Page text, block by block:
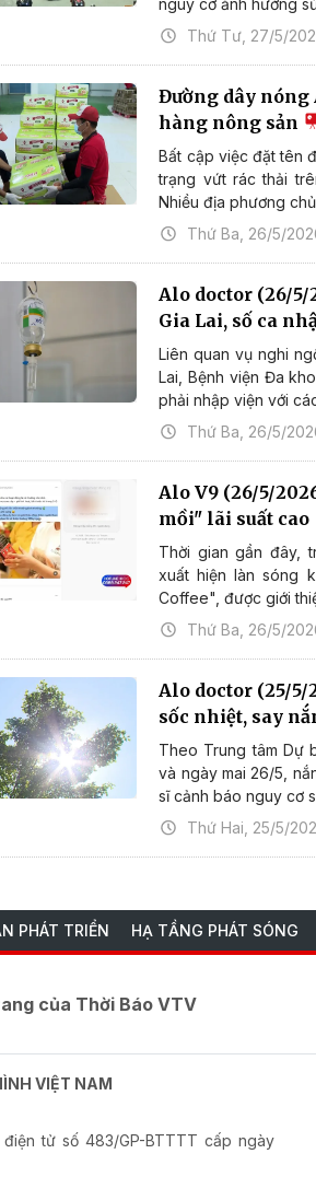
nguy cơ ảnh hưởng
Thứ Tư, 27/5/
Đường dây nóng
hàng nông sản
Bất cập việc đặt tên
trạng vứt rác thải
Nhiều địa phương
Thứ Ba, 26/5/
Alo doctor (26/5/
Gia Lai, số ca
Liên quan vụ nghi
Lai, Bệnh viện Đa
phải nhập viện với
Thứ Ba, 26/5/
Alo V9 (26/5/
mồi" lãi suất cao
Thời gian gần đây,
xuất hiện làn sóng
Coffee", được giới
Thứ Ba, 26/5/
Alo doctor (25/5/
sốc nhiệt, say
Theo Trung tâm Dự
và ngày mai 26/5,
sĩ cảnh báo nguy cơ
Thứ Hai, 25/5/
PHÁT TRIỂN HẠ TẦNG PHÁT SÓNG
của Thời Báo VTV
VIỆT NAM
tử số 483/GP-BTTTT cấp ngày